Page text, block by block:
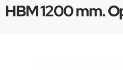
HBM 1200 mm.